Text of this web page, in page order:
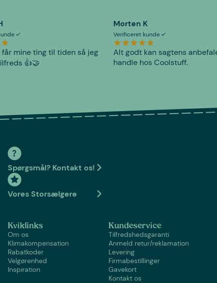
får mine ting til tiden så jeg
👍🤝
Morten K
Verificeret kunde
Alt godt kan sagtens
handle hos Coolstuff.
Spørgsmål? Kontakt os!
Vores Storsælgere
Kviklinks
Om os
Klimakompensation
Rabatkoder
Velgørenhed
Inspiration
Kundeservice
Tilfredshedsgaranti
Anmeld retur/reklamation
Levering
Firmabestillinger
Gavekort
Kontakt os